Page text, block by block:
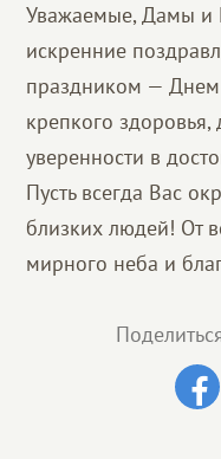
Уважаемые, Дамы и
искренние
праздником —
крепкого
уверенности в
Пусть всегда Вас
близких людей! От
мирного неба и